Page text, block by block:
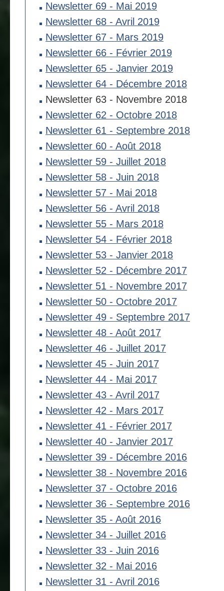
Newsletter 69 - Mai 2019
Newsletter 68 - Avril 2019
Newsletter 67 - Mars 2019
Newsletter 66 - Février 2019
Newsletter 65 - Janvier 2019
Newsletter 64 - Décembre 2018
Newsletter 63 - Novembre 2018
Newsletter 62 - Octobre 2018
Newsletter 61 - Septembre 2018
Newsletter 60 - Août 2018
Newsletter 59 - Juillet 2018
Newsletter 58 - Juin 2018
Newsletter 57 - Mai 2018
Newsletter 56 - Avril 2018
Newsletter 55 - Mars 2018
Newsletter 54 - Février 2018
Newsletter 53 - Janvier 2018
Newsletter 52 - Décembre 2017
Newsletter 51 - Novembre 2017
Newsletter 50 - Octobre 2017
Newsletter 49 - Septembre 2017
Newsletter 48 - Août 2017
Newsletter 46 - Juillet 2017
Newsletter 45 - Juin 2017
Newsletter 44 - Mai 2017
Newsletter 43 - Avril 2017
Newsletter 42 - Mars 2017
Newsletter 41 - Février 2017
Newsletter 40 - Janvier 2017
Newsletter 39 - Décembre 2016
Newsletter 38 - Novembre 2016
Newsletter 37 - Octobre 2016
Newsletter 36 - Septembre 2016
Newsletter 35 - Août 2016
Newsletter 34 - Juillet 2016
Newsletter 33 - Juin 2016
Newsletter 32 - Mai 2016
Newsletter 31 - Avril 2016